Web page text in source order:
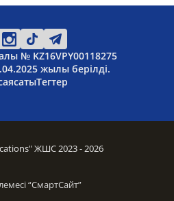
№ KZ16VPY00118275
жылы берілді.
Тегтер
ЖШС 2023 - 2026
“СмартСайт”